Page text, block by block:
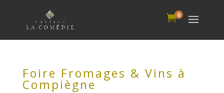
0
Foire Fromages & Vins à
Compiègne